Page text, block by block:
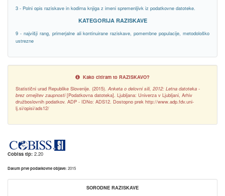
3 - Polni opis raziskave in kodirna knjiga z imeni spremenljivk iz podatkovne datoteke.
KATEGORIJA RAZISKAVE
9 - najvišji rang, primerjalne ali kontinuirane raziskave, pomembne populacije, metodološko
ustrezne
Kako citiram to RAZISKAVO?
Statistični urad Republike Slovenije. (2015). Anketa o delovni sili, 2012: Letna datoteka -
brez omejitev zaupnosti[Podatkovna datoteka]. Ljubljana: Univerza v Ljubljani, Arhiv
družboslovnih podatkov. ADP - IDNo: ADS12. Dostopno prek http://www.adp.fdv.uni-
lj.si/opisi/ads12/
Cobiss tip: 2.20
Datum prve podatkovne objave: 2015
SORODNE RAZISKAVE